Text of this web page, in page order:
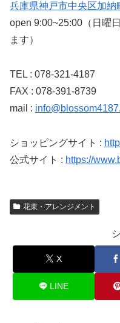
兵庫県神戸市中央区加
open 9:00~25:00（日曜
ます）
TEL : 078-321-4187
FAX : 078-391-8739
mail :
ショッピングサイト :
公式サイト : https://
花束・アレンジメント
X
LINE